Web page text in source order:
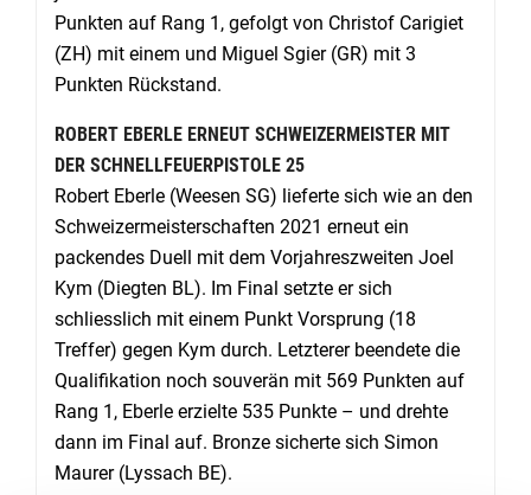
Punkten auf Rang 1, gefolgt von Christof Carigiet
(ZH) mit einem und Miguel Sgier (GR) mit 3
Punkten Rückstand.
ROBERT EBERLE ERNEUT SCHWEIZERMEISTER MIT
DER SCHNELLFEUERPISTOLE 25
Robert Eberle (Weesen SG) lieferte sich wie an den
Schweizermeisterschaften 2021 erneut ein
packendes Duell mit dem Vorjahreszweiten Joel
Kym (Diegten BL). Im Final setzte er sich
schliesslich mit einem Punkt Vorsprung (18
Treffer) gegen Kym durch. Letzterer beendete die
Qualifikation noch souverän mit 569 Punkten auf
Rang 1, Eberle erzielte 535 Punkte – und drehte
dann im Final auf. Bronze sicherte sich Simon
Maurer (Lyssach BE).